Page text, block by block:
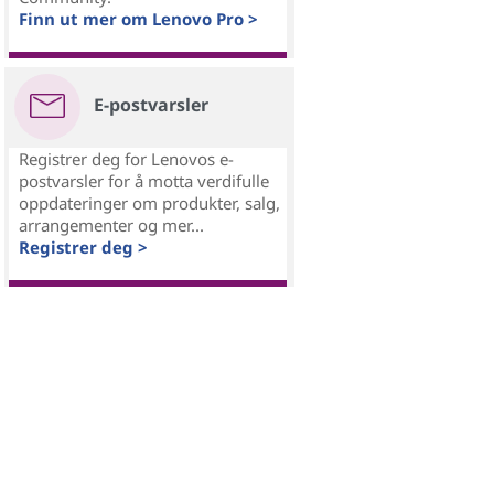
Finn ut mer om Lenovo Pro >
E-postvarsler
Registrer deg for Lenovos e-
postvarsler for å motta verdifulle
oppdateringer om produkter, salg,
arrangementer og mer...
Registrer deg >